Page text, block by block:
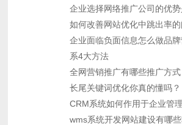
企业选择网络推广公司的优势
如何改善网站优化中跳出率
企业面临负面信息怎么做品
系4大方法
全网营销推广有哪些推广方式
长尾关键词优化你真的懂吗？
CRM系统如何作用于企业管
wms系统开发网站建设有哪